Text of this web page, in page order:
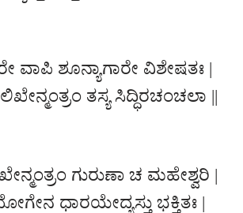
ವಾಪಿ ಶೂನ್ಯಾಗಾರೇ ವಿಶೇಷತಃ |
ತಸ್ಯ ಸಿದ್ಧಿರಚಂಚಲಾ ||
ಗುರುಣಾ ಚ ಮಹೇಶ್ವರಿ |
ಧಾರಯೇದ್ಯಸ್ತು ಭಕ್ತಿತಃ |